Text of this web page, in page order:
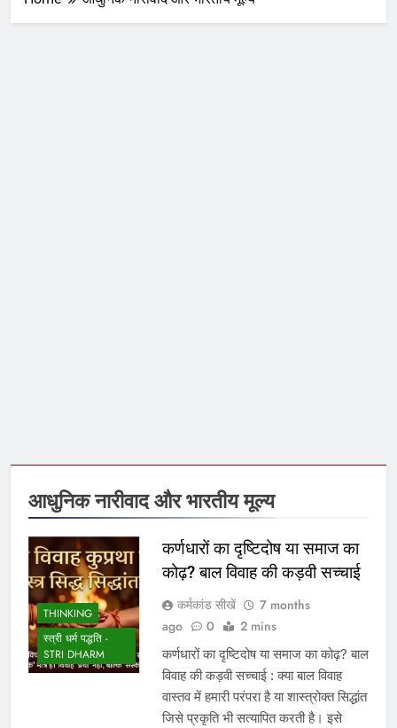
आधुनिक नारीवाद और भारतीय मूल्य
THINKING
स्त्री धर्म पद्धति -
STRI DHARM
कर्णधारों का दृष्टिदोष या समाज का
कोढ़? बाल विवाह की कड़वी सच्चाई
कर्मकांड सीखें
7 months
ago
0 2 mins
कर्णधारों का दृष्टिदोष या समाज का कोढ़? बाल
विवाह की कड़वी सच्चाई : क्या बाल विवाह
वास्तव में हमारी परंपरा है या शास्त्रोक्त सिद्धांत
जिसे प्रकृति भी सत्यापित करती है। इसे